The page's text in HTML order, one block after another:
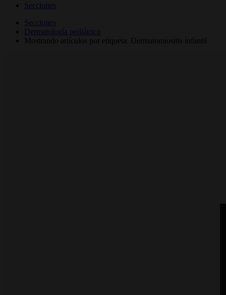
Secciones
Secciones
Dermatología pediátrica
Mostrando artículos por etiqueta: Dermatomiositis infantil